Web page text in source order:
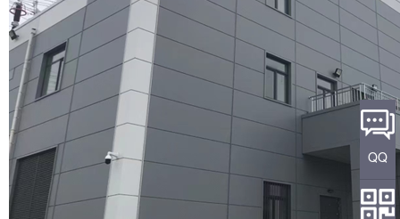
QQ